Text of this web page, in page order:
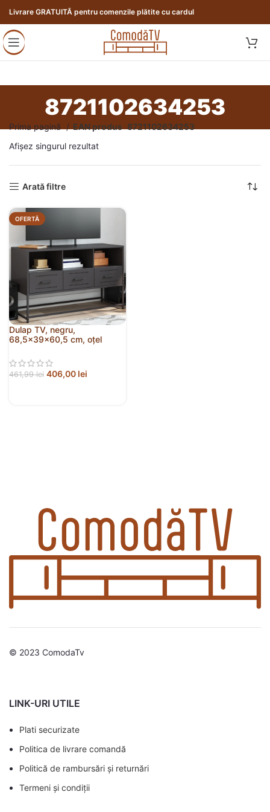
Livrare GRATUITĂ pentru comenzile plătite cu cardul
8721102634253
Prima pagină EAN produs 8721102634253
Afișez singurul rezultat
Arată filtre
OFERTĂ
Dulap TV, negru,
68,5x39x60,5 cm, oțel
461,99lei 406,00 lei
© 2023 ComodaTv
LINK-URI UTILE
Plati securizate
Politica de livrare comandă
Politică de rambursări și returnări
Termeni și condiții